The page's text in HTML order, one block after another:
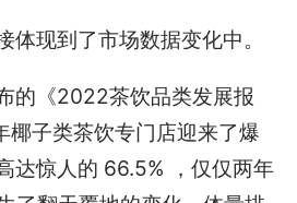
体现到了市场数据变化中。
的《2022茶饮品类发展报
子类茶饮专门店迎来了爆
达惊人的 66.5% ，仅仅两年